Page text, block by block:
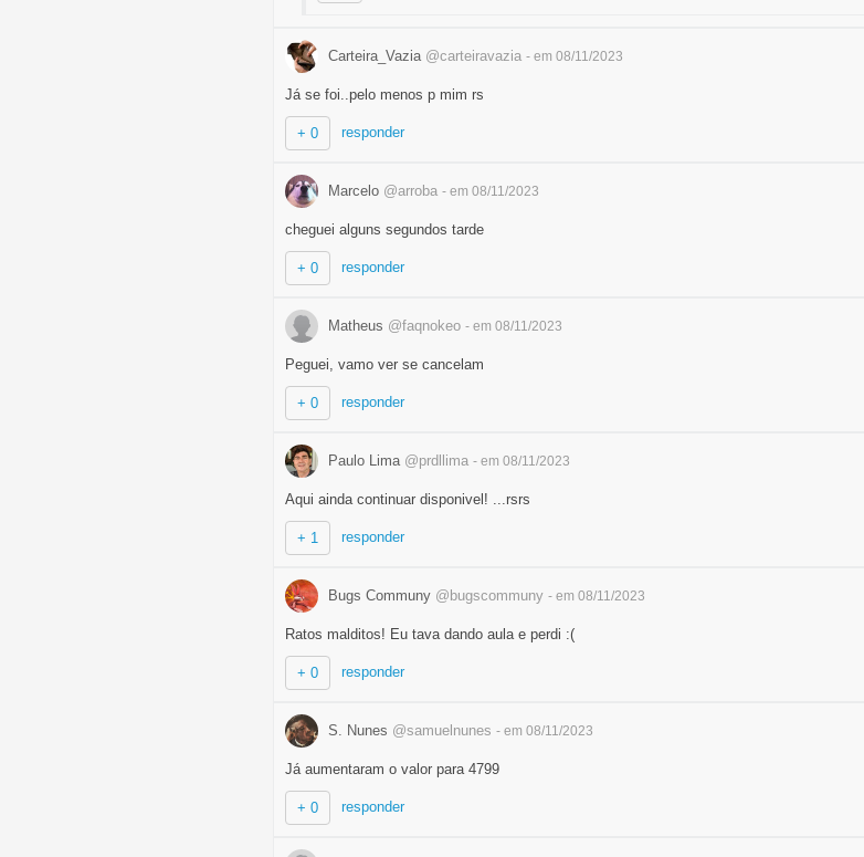
Carteira_Vazia @carteiravazia - em 08/11/2023
Já se foi..pelo menos p mim rs
+ 0 responder
Marcelo @arroba - em 08/11/2023
cheguei alguns segundos tarde
+ 0 responder
Matheus @faqnokeo - em 08/11/2023
Peguei, vamo ver se cancelam
+ 0 responder
Paulo Lima @prdllima - em 08/11/2023
Aqui ainda continuar disponivel! ...rsrs
+ 1 responder
Bugs Communy @bugscommuny - em 08/11/2023
Ratos malditos! Eu tava dando aula e perdi :(
+ 0 responder
S. Nunes @samuelnunes - em 08/11/2023
Já aumentaram o valor para 4799
+ 0 responder